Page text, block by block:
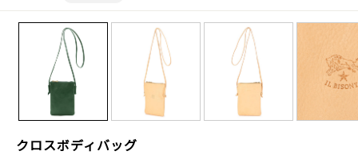
クロスボディバッグ